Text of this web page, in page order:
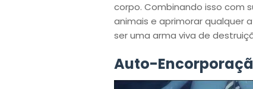
corpo. Combinando isso com
animais e aprimorar qualquer
ser uma arma viva de
Auto-